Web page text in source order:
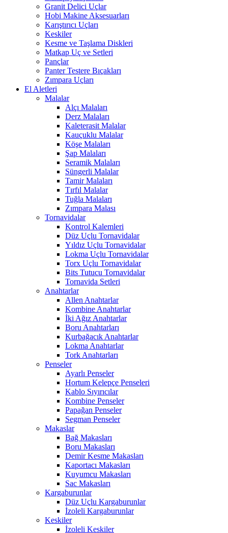
Granit Delici Uçlar
Hobi Makine Aksesuarları
Karıştırıcı Uçları
Keskiler
Kesme ve Taşlama Diskleri
Matkap Uç ve Setleri
Pançlar
Panter Testere Bıçakları
Zımpara Uçları
El Aletleri
Malalar
Alçı Malaları
Derz Malaları
Kaleterasit Malalar
Kauçuklu Malalar
Köşe Malaları
Şap Malaları
Seramik Malaları
Süngerli Malalar
Tamir Malaları
Tırfıl Malalar
Tuğla Malaları
Zımpara Malası
Tornavidalar
Kontrol Kalemleri
Düz Uçlu Tornavidalar
Yıldız Uçlu Tornavidalar
Lokma Uçlu Tornavidalar
Torx Uçlu Tornavidalar
Bits Tutucu Tornavidalar
Tornavida Setleri
Anahtarlar
Allen Anahtarlar
Kombine Anahtarlar
İki Ağız Anahtarlar
Boru Anahtarları
Kurbağacık Anahtarlar
Lokma Anahtarlar
Tork Anahtarları
Penseler
Ayarlı Penseler
Hortum Kelepçe Penseleri
Kablo Sıyırıcılar
Kombine Penseler
Papağan Penseler
Segman Penseler
Makaslar
Bağ Makasları
Boru Makasları
Demir Kesme Makasları
Kaportacı Makasları
Kuyumcu Makasları
Sac Makasları
Kargaburunlar
Düz Uçlu Kargaburunlar
İzoleli Kargaburunlar
Keskiler
İzoleli Keskiler